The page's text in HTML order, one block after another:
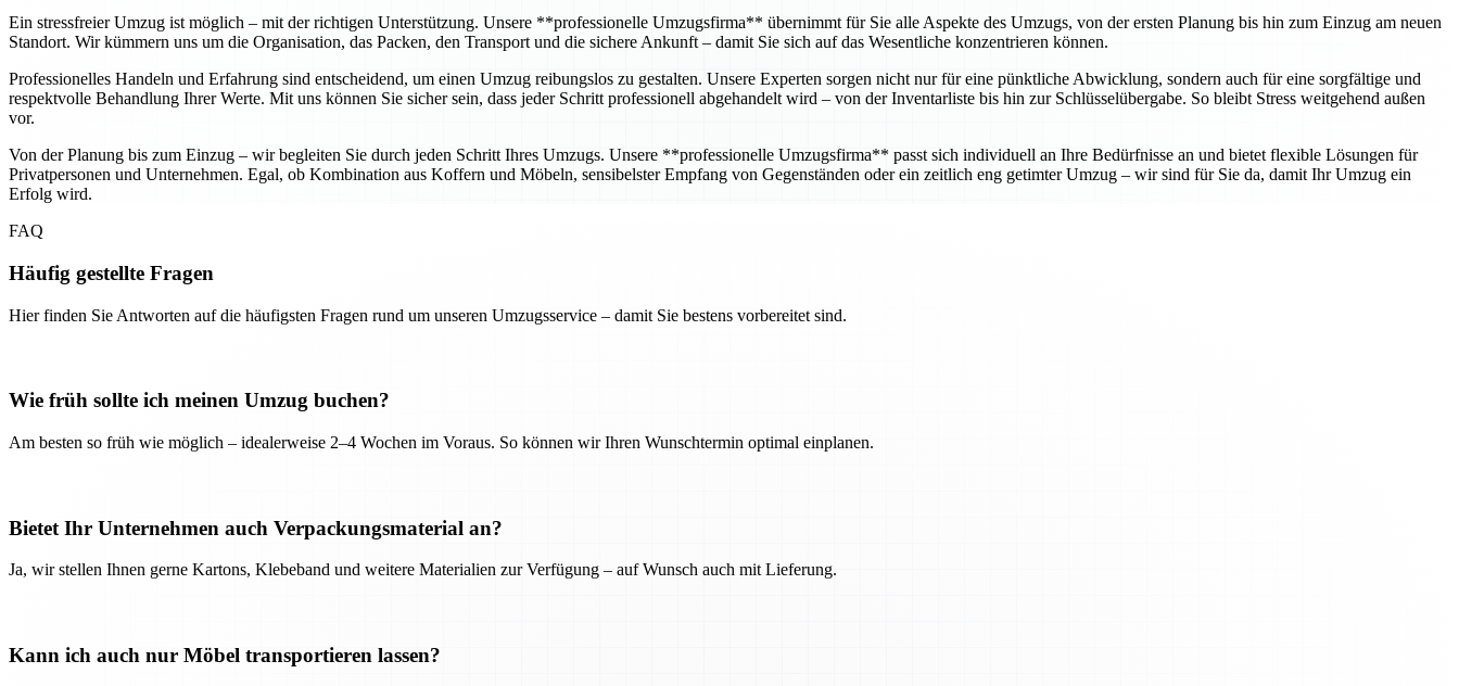
Ein stressfreier Umzug ist möglich – mit der richtigen Unterstützung. Unsere **professionelle Umzugsfirma** übernimmt für Sie alle Aspekte des Umzugs, von der ersten Planung bis hin zum Einzug am neuen
Standort. Wir kümmern uns um die Organisation, das Packen, den Transport und die sichere Ankunft – damit Sie sich auf das Wesentliche konzentrieren können.
Professionelles Handeln und Erfahrung sind entscheidend, um einen Umzug reibungslos zu gestalten. Unsere Experten sorgen nicht nur für eine pünktliche Abwicklung, sondern auch für eine sorgfältige und
respektvolle Behandlung Ihrer Werte. Mit uns können Sie sicher sein, dass jeder Schritt professionell abgehandelt wird – von der Inventarliste bis hin zur Schlüsselübergabe. So bleibt Stress weitgehend außen
vor.
Von der Planung bis zum Einzug – wir begleiten Sie durch jeden Schritt Ihres Umzugs. Unsere **professionelle Umzugsfirma** passt sich individuell an Ihre Bedürfnisse an und bietet flexible Lösungen für
Privatpersonen und Unternehmen. Egal, ob Kombination aus Koffern und Möbeln, sensibelster Empfang von Gegenständen oder ein zeitlich eng getimter Umzug – wir sind für Sie da, damit Ihr Umzug ein
Erfolg wird.
FAQ
Häufig gestellte Fragen
Hier finden Sie Antworten auf die häufigsten Fragen rund um unseren Umzugsservice – damit Sie bestens vorbereitet sind.
Wie früh sollte ich meinen Umzug buchen?
Am besten so früh wie möglich – idealerweise 2–4 Wochen im Voraus. So können wir Ihren Wunschtermin optimal einplanen.
Bietet Ihr Unternehmen auch Verpackungsmaterial an?
Ja, wir stellen Ihnen gerne Kartons, Klebeband und weitere Materialien zur Verfügung – auf Wunsch auch mit Lieferung.
Kann ich auch nur Möbel transportieren lassen?